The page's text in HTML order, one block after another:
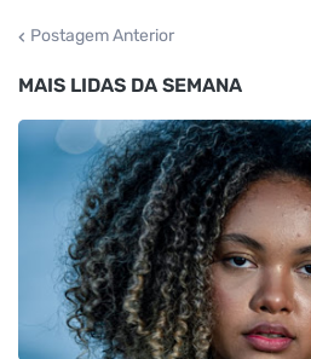
Postagem Anterior
MAIS LIDAS DA SEMANA